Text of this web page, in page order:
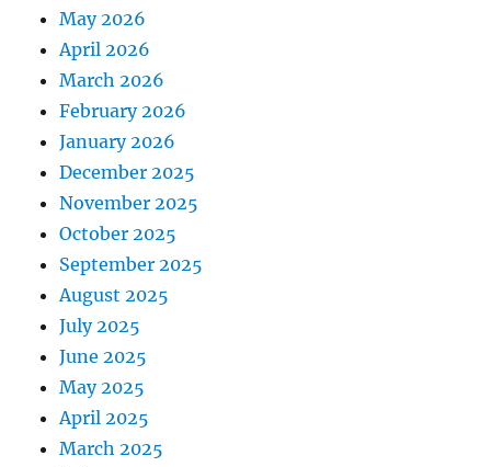
May 2026
April 2026
March 2026
February 2026
January 2026
December 2025
November 2025
October 2025
September 2025
August 2025
July 2025
June 2025
May 2025
April 2025
March 2025